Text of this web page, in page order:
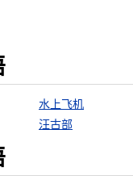
水上飞机
汪古部